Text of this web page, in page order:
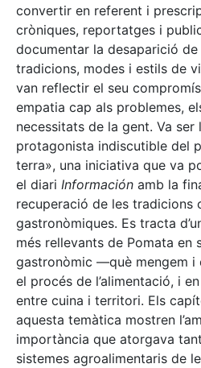
convertir en referent i
cròniques, reportatges i
documentar la desaparició
tradicions, modes i estils de
van reflectir el seu
empatia cap als problemes,
necessitats de la gent. Va ser
protagonista indiscutible del
terra», una iniciativa que va
el diari Información amb la
recuperació de les tradicions
gastronòmiques. Es tracta
més rellevants de Pomata en
gastronòmic —què mengem
el procés de l’alimentació, i
entre cuina i territori. Els
aquesta temàtica mostren
importància que atorgava
sistemes agroalimentaris de